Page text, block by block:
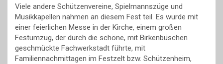
Viele andere Schützenvereine, Spielmannszüge und
Musikkapellen nahmen an diesem Fest teil. Es wurde mit
einer feierlichen Messe in der Kirche, einem großen
Festumzug, der durch die schöne, mit Birkenbüschen
geschmückte Fachwerkstadt führte, mit
Familiennachmittagen im Festzelt bzw. Schützenheim,